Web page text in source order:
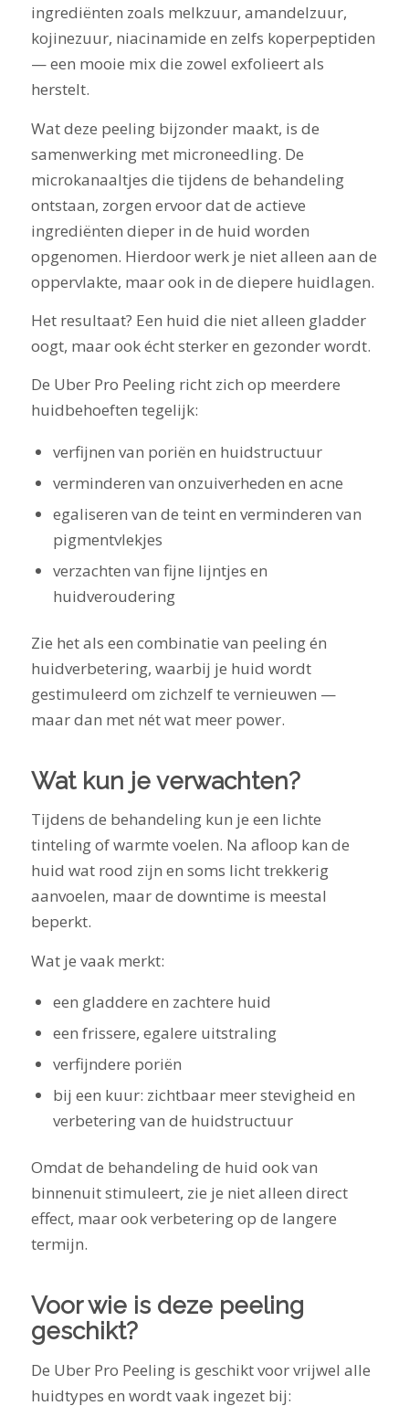
ingrediënten zoals melkzuur, amandelzuur,
kojinezuur, niacinamide en zelfs koperpeptiden
— een mooie mix die zowel exfolieert als
herstelt.
Wat deze peeling bijzonder maakt, is de
samenwerking met microneedling. De
microkanaaltjes die tijdens de behandeling
ontstaan, zorgen ervoor dat de actieve
ingrediënten dieper in de huid worden
opgenomen. Hierdoor werk je niet alleen aan de
oppervlakte, maar ook in de diepere huidlagen.
Het resultaat? Een huid die niet alleen gladder
oogt, maar ook écht sterker en gezonder wordt.
De Uber Pro Peeling richt zich op meerdere
huidbehoeften tegelijk:
verfijnen van poriën en huidstructuur
verminderen van onzuiverheden en acne
egaliseren van de teint en verminderen van
pigmentvlekjes
verzachten van fijne lijntjes en
huidveroudering
Zie het als een combinatie van peeling én
huidverbetering, waarbij je huid wordt
gestimuleerd om zichzelf te vernieuwen —
maar dan met nét wat meer power.
Wat kun je verwachten?
Tijdens de behandeling kun je een lichte
tinteling of warmte voelen. Na afloop kan de
huid wat rood zijn en soms licht trekkerig
aanvoelen, maar de downtime is meestal
beperkt.
Wat je vaak merkt:
een gladdere en zachtere huid
een frissere, egalere uitstraling
verfijndere poriën
bij een kuur: zichtbaar meer stevigheid en
verbetering van de huidstructuur
Omdat de behandeling de huid ook van
binnenuit stimuleert, zie je niet alleen direct
effect, maar ook verbetering op de langere
termijn.
Voor wie is deze peeling
geschikt?
De Uber Pro Peeling is geschikt voor vrijwel alle
huidtypes en wordt vaak ingezet bij: